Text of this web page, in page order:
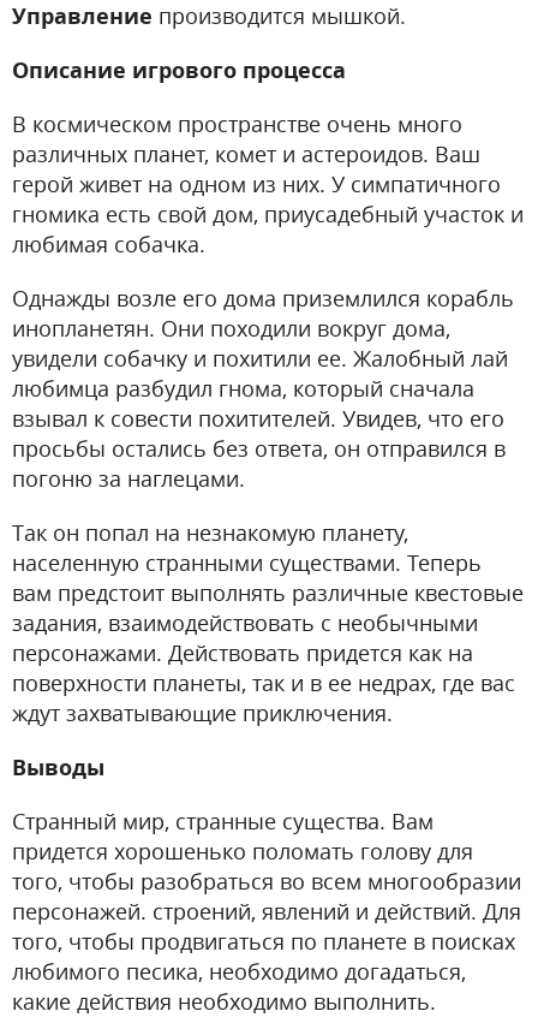
Управление производится мышкой.
Описание игрового процесса
В космическом пространстве очень много
различных планет, комет и астероидов. Ваш
герой живет на одном из них. У симпатичного
гномика есть свой дом, приусадебный участок и
любимая собачка.
Однажды возле его дома приземлился корабль
инопланетян. Они походили вокруг дома,
увидели собачку и похитили ее. Жалобный лай
любимца разбудил гнома, который сначала
взывал к совести похитителей. Увидев, что его
просьбы остались без ответа, он отправился в
погоню за наглецами.
Так он попал на незнакомую планету,
населенную странными существами. Теперь
вам предстоит выполнять различные квестовые
задания, взаимодействовать с необычными
персонажами. Действовать придется как на
поверхности планеты, так и в ее недрах, где вас
ждут захватывающие приключения.
Выводы
Странный мир, странные существа. Вам
придется хорошенько поломать голову для
того, чтобы разобраться во всем многообразии
персонажей. строений, явлений и действий. Для
того, чтобы продвигаться по планете в поисках
любимого песика, необходимо догадаться,
какие действия необходимо выполнить.